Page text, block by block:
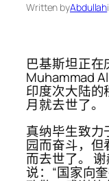
Written byAbdullah
巴基斯坦正
Muhammad
印度次大陆的
月就去世了。
真纳毕生致力
园而奋斗，但
而去世了。
说：“国家向奎